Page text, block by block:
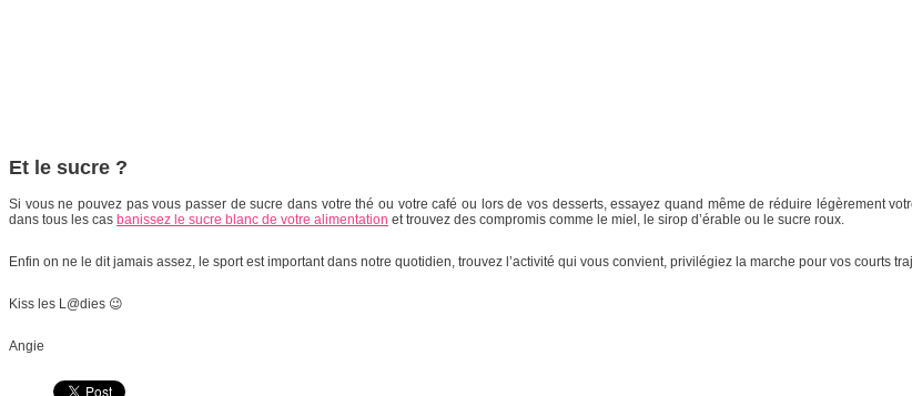
Et le sucre ?
Si vous ne pouvez pas vous passer de sucre dans votre thé ou votre café ou lors de vos desserts, essayez quand même de réduire légèrement
dans tous les cas banissez le sucre blanc de votre alimentation et trouvez des compromis comme le miel, le sirop d’érable ou le sucre roux.
Enfin on ne le dit jamais assez, le sport est important dans notre quotidien, trouvez l’activité qui vous convient, privilégiez la marche pour vos courts
Kiss les L@dies 😉
Angie